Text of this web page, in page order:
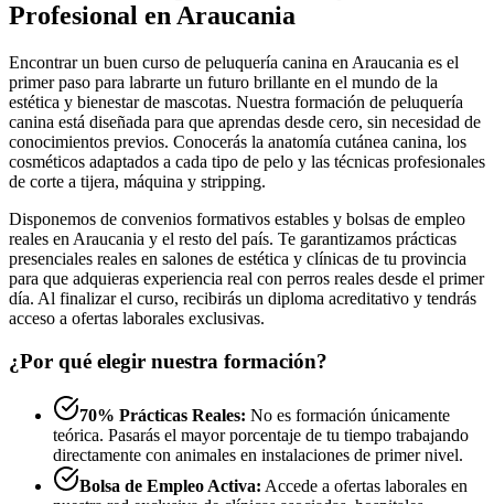
Profesional en Araucania
Encontrar un buen curso de peluquería canina en Araucania es el
primer paso para labrarte un futuro brillante en el mundo de la
estética y bienestar de mascotas. Nuestra formación de peluquería
canina está diseñada para que aprendas desde cero, sin necesidad de
conocimientos previos. Conocerás la anatomía cutánea canina, los
cosméticos adaptados a cada tipo de pelo y las técnicas profesionales
de corte a tijera, máquina y stripping.
Disponemos de convenios formativos estables y bolsas de empleo
reales en Araucania y el resto del país. Te garantizamos prácticas
presenciales reales en salones de estética y clínicas de tu provincia
para que adquieras experiencia real con perros reales desde el primer
día. Al finalizar el curso, recibirás un diploma acreditativo y tendrás
acceso a ofertas laborales exclusivas.
¿Por qué elegir nuestra formación?
70% Prácticas Reales: No es formación únicamente
teórica. Pasarás el mayor porcentaje de tu tiempo trabajando
directamente con animales en instalaciones de primer nivel.
Bolsa de Empleo Activa: Accede a ofertas laborales en